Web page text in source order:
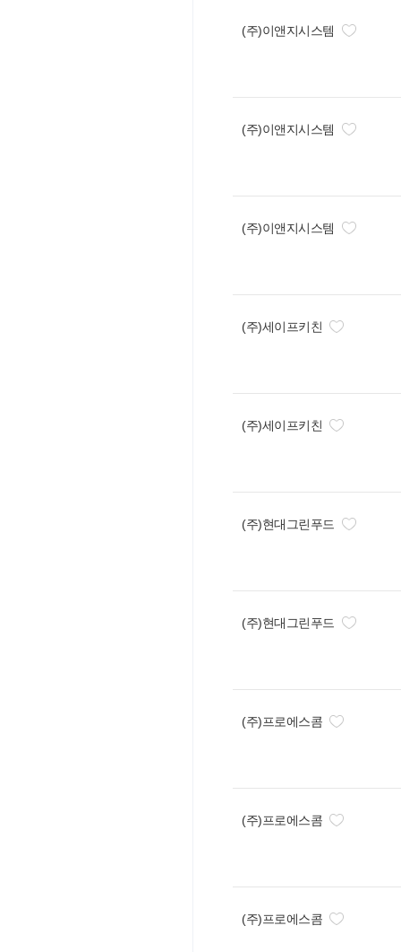
(주)이앤지시스템
(주)이앤지시스템
(주)이앤지시스템
(주)세이프키친
(주)세이프키친
(주)현대그린푸드
(주)현대그린푸드
(주)프로에스콤
(주)프로에스콤
(주)프로에스콤